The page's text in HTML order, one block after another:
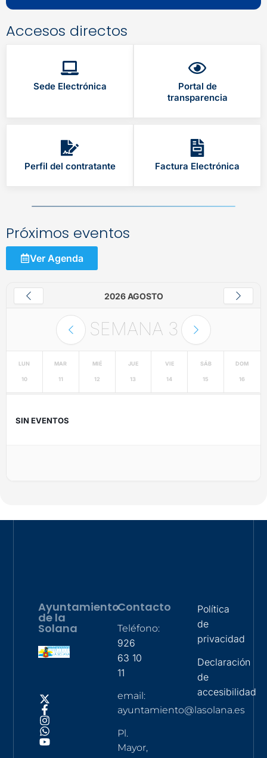
Accesos directos
Sede Electrónica
Portal de
transparencia
Perfil del contratante Factura Electrónica
Próximos eventos
Ver Agenda
2026 AGOSTO
SEMANA 3
LUN
10
MAR
11
MIÉ
12
JUE
13
VIE
14
SÁB
15
DOM
16
SIN EVENTOS
Ayuntamiento
de la
Solana
Contacto
Teléfono:
926
63 10
11
email:
ayuntamiento@lasolana.es
Pl.
Mayor,
Política
de
privacidad
Declaración
de
accesibilidad